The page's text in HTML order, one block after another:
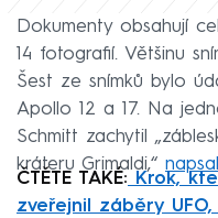
Dokumenty obsahují
14 fotografií. Většinu
Šest ze snímků bylo
Apollo 12 a 17. Na
Schmitt zachytil
kráteru Grimaldi,“
ČTĚTE TAKÉ: Krok,
zveřejnil záběry